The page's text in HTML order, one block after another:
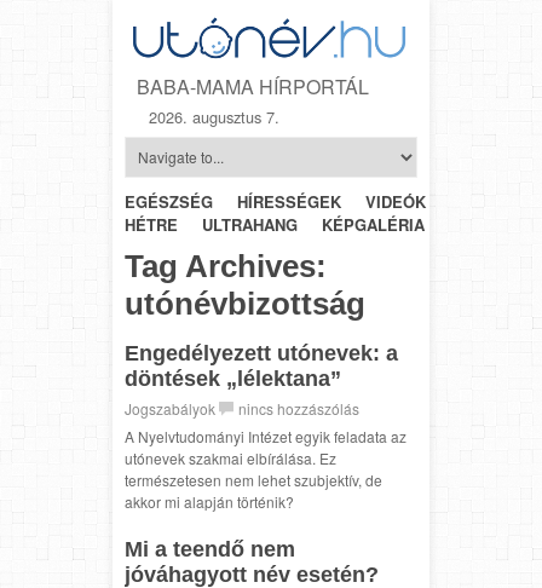
BABA-MAMA HÍRPORTÁL
2026. augusztus 7.
EGÉSZSÉG HÍRESSÉGEK VIDEÓK
HÉTRŐL-
HÉTRE
ULTRAHANG KÉPGALÉRIA
Tag Archives:
utónévbizottság
Engedélyezett utónevek: a
döntések „lélektana”
Jogszabályok
nincs hozzászólás
A Nyelvtudományi Intézet egyik feladata az
utónevek szakmai elbírálása. Ez
természetesen nem lehet szubjektív, de
akkor mi alapján történik?
Mi a teendő nem
jóváhagyott név esetén?